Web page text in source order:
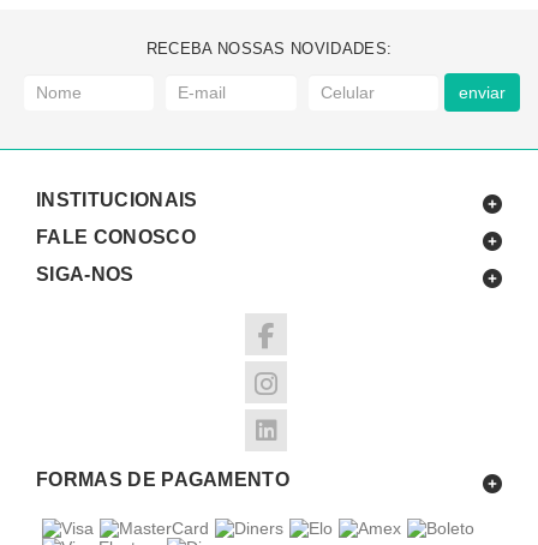
RECEBA NOSSAS NOVIDADES:
enviar
INSTITUCIONAIS
FALE CONOSCO
SIGA-NOS
FORMAS DE PAGAMENTO